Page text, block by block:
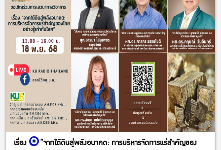
กติกาการร่วมสนุก
1.กด like , Love , Wow ใต้โปสเตอร์ผลงานที่ชื่นชอบ (การกดทุกรูป
แบบนับเป็น 1 คะแนนเท่ากัน)
2.แชร์โปสเตอร์ที่ชื่นชอบ โดยตั้งค่าให้เป็นสาธารณะ (นับเป็น 1 คะแนน)
ร่วมสนุกได้ตั้งแต่ 10 พฤศจิกายน – 18 พฤศจิกายน 2568 เวลา 12.00
น.
โดยนับคะแนนรวมกับการโหวตภายในงาน
มาส่งกำลังใจให้ผู้เข้าร่วมประกวดกันนะคะ
เรื่อง
“จากใต้ดินสู่พลังอนาคต: การบริหารจัดการแร่สำคัญของ